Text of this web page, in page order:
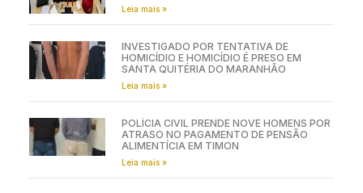
Leia mais »
INVESTIGADO POR TENTATIVA DE
HOMICÍDIO E HOMICÍDIO É PRESO EM
SANTA QUITÉRIA DO MARANHÃO
Leia mais »
POLÍCIA CIVIL PRENDE NOVE HOMENS POR
ATRASO NO PAGAMENTO DE PENSÃO
ALIMENTÍCIA EM TIMON
Leia mais »